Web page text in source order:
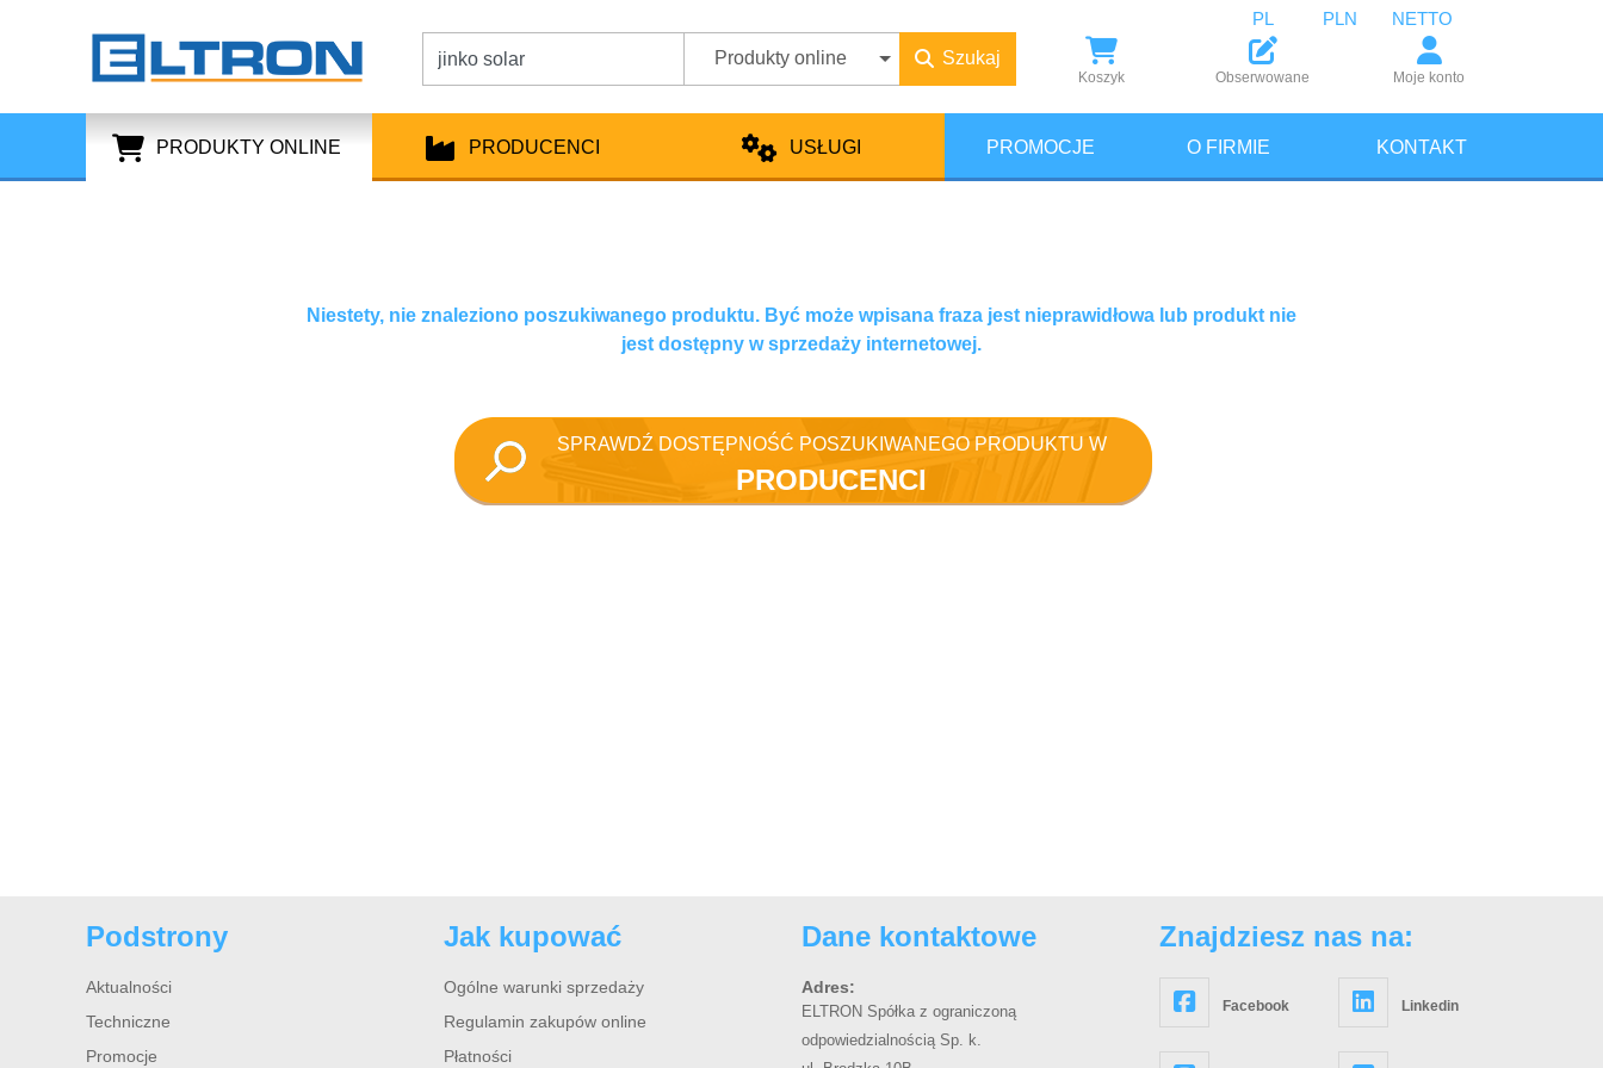
Produkty online Szukaj
Koszyk Obserwowane Moje konto
PL PLN NETTO
PRODUKTY ONLINE PRODUCENCI USŁUGI PROMOCJE O FIRMIE KONTAKT
Niestety, nie znaleziono poszukiwanego produktu. Być może wpisana fraza jest nieprawidłowa lub produkt nie
jest dostępny w sprzedaży internetowej.
SPRAWDŹ DOSTĘPNOŚĆ POSZUKIWANEGO PRODUKTU W
PRODUCENCI
Podstrony
Aktualności
Techniczne
Promocje
Jak kupować
Ogólne warunki sprzedaży
Regulamin zakupów online
Płatności
Dane kontaktowe
Adres:
ELTRON Spółka z ograniczoną
odpowiedzialnością Sp. k.
Znajdziesz nas na:
Facebook Linkedin